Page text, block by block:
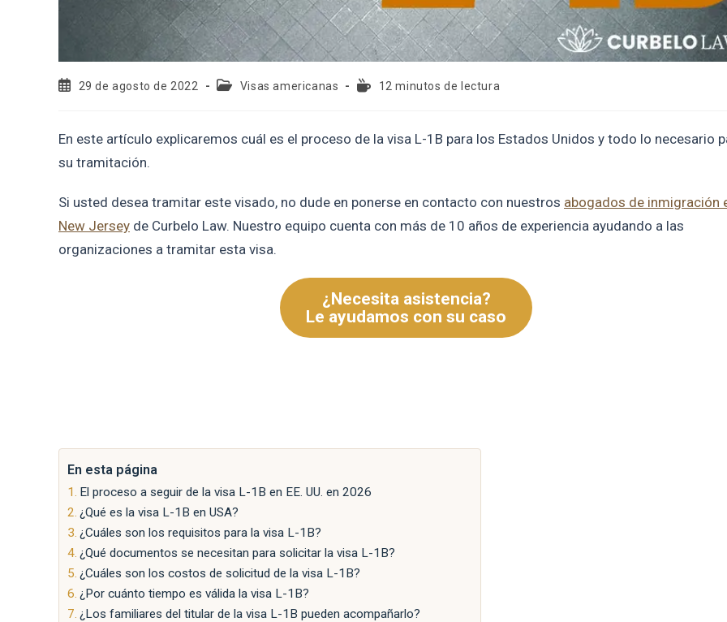
29 de agosto de 2022 Visas americanas 12 minutos de lectura
En este artículo explicaremos cuál es el proceso de la visa L-1B para los Estados Unidos y todo lo necesario
su tramitación.
Si usted desea tramitar este visado, no dude en ponerse en contacto con nuestros abogados de inmigración
New Jersey de Curbelo Law. Nuestro equipo cuenta con más de 10 años de experiencia ayudando a las
organizaciones a tramitar esta visa.
¿Necesita asistencia?
Le ayudamos con su caso
En esta página
El proceso a seguir de la visa L-1B en EE. UU. en 2026
¿Qué es la visa L-1B en USA?
¿Cuáles son los requisitos para la visa L-1B?
¿Qué documentos se necesitan para solicitar la visa L-1B?
¿Cuáles son los costos de solicitud de la visa L-1B?
¿Por cuánto tiempo es válida la visa L-1B?
¿Los familiares del titular de la visa L-1B pueden acompañarlo?